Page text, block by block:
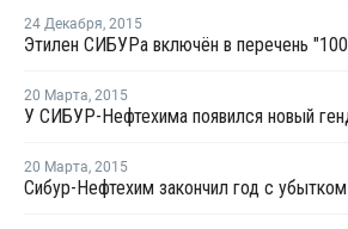
24 Декабря, 2015
20 Марта, 2015
У CИБУР-Нефтехима появился новый
20 Марта, 2015
Сибур-Нефтехим закончил год с